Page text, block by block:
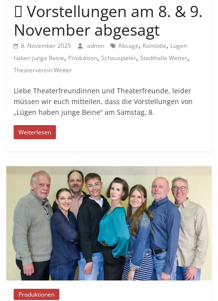
 Vorstellungen am 8. & 9.
November abgesagt
8. November 2025 admin Absage, Komödie, Lügen
haben junge Beine, Produktion,Schauspieler,Stadthalle Wetter,
Theaterverein Wetter
Liebe Theaterfreundinnen und Theaterfreunde, leider
müssen wir euch mitteilen, dass die Vorstellungen von
„Lügen haben junge Beine“ am Samstag, 8.
Weiterlesen
Produktionen